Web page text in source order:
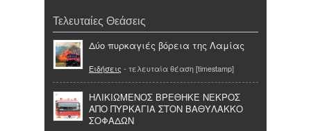
Τελευταίες Θεάσεις
Δύο πυρκαγιές βόρεια της Λαμίας
Ειδήσεις - τελευταία θέαση [timestamp]
ΗΛΙΚΙΩΜΕΝΟΣ ΒΡΕΘΗΚΕ ΝΕΚΡΟΣ
ΑΠΟ ΠΥΡΚΑΓΙΑ ΣΤΟΝ ΒΑΘΥΛΑΚΚΟ
ΣΟΦΑΔΩΝ